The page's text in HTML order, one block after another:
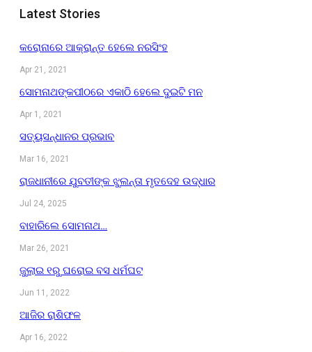
Latest Stories
କରୋନାରେ ଆକ୍ରାନ୍ତ ହେଲେ ନରସିଂହ
Apr 21, 2021
ସୋମନାଥଙ୍କପୀଠରେ ଏକାଠି ହେଲେ ଦୁଇଟି ମନ
Apr 1, 2021
ସତ୍ୟସନ୍ଧାନର ପ୍ରଭାବ
Mar 16, 2021
ରାଜଧାନୀରେ ଯୁବତୀଙ୍କ ଝୁଲନ୍ତା ମୃତଦେହ ଉଦ୍ଧାର
Jul 24, 2025
ବାହାରିଲେ ସୋମନାଥ…
Mar 26, 2021
ଜୁଲାଇ ୧ରୁ ଘରୋଇ ବସ ଧର୍ମଘଟ
Jun 11, 2022
ଆଜିର ରାଶିଫଳ
Apr 16, 2022